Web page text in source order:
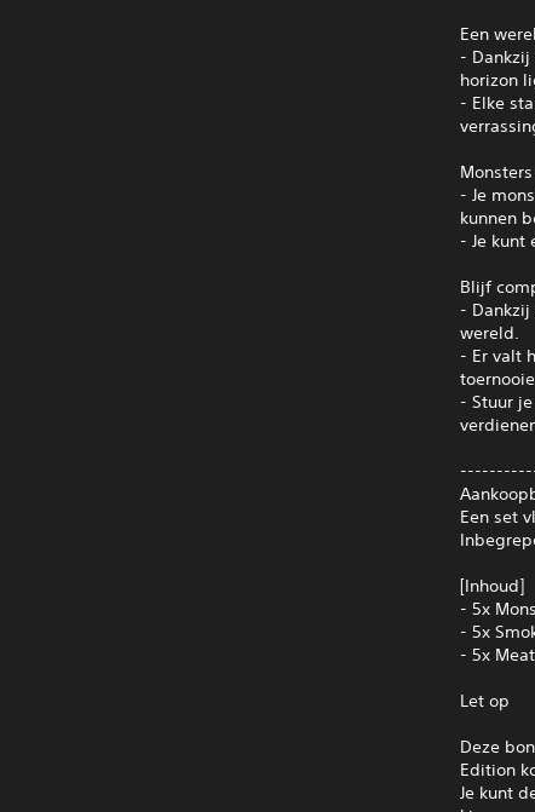
Een
-
horizon
- Elke
- Je
kunnen
- Je kunt
Blijf
-
wereld.
- Er valt
- Stuur
Een set
[Inhoud]
- 5x
- 5x
- 5x
Let op
Deze
Edition
Je kunt